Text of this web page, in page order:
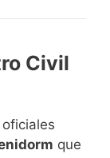
Civil
que